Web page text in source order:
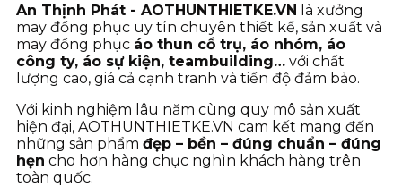
An Thịnh Phát - AOTHUNTHIETKE.VN là xưởng
may đồng phục uy tín chuyên thiết kế, sản xuất và
may đồng phục áo thun cổ trụ, áo nhóm, áo
công ty, áo sự kiện, teambuilding… với chất
lượng cao, giá cả cạnh tranh và tiến độ đảm bảo.
Với kinh nghiệm lâu năm cùng quy mô sản xuất
hiện đại, AOTHUNTHIETKE.VN cam kết mang đến
những sản phẩm đẹp – bền – đúng chuẩn – đúng
hẹn cho hơn hàng chục nghìn khách hàng trên
toàn quốc.